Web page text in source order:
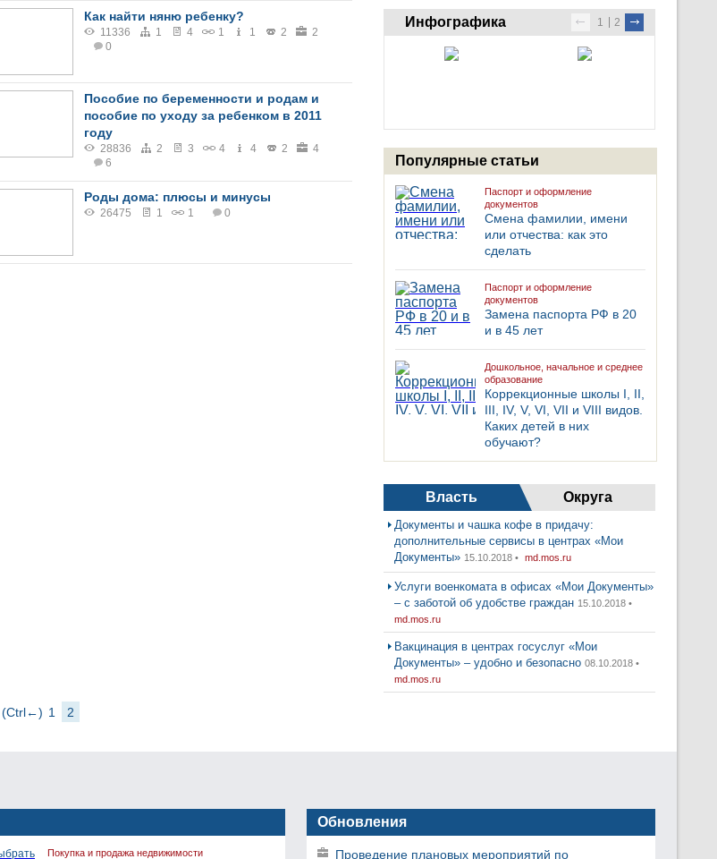
Инфографика 1 2
Популярные статьи
Паспорт и оформление
документов
Смена фамилии, имени
или отчества: как это
сделать
Паспорт и оформление
документов
Замена паспорта РФ в 20
и в 45 лет
Дошкольное, начальное и среднее
образование
Коррекционные школы I, II,
III, IV, V, VI, VII и VIII видов.
Каких детей в них
обучают?
Власть Округа
Документы и чашка кофе в придачу:
дополнительные сервисы в центрах «Мои
Документы» 15.10.2018 • md.mos.ru
Услуги военкомата в офисах «Мои Документы»
– с заботой об удобстве граждан 15.10.2018 •
md.mos.ru
Вакцинация в центрах госуслуг «Мои
Документы» – удобно и безопасно 08.10.2018 •
md.mos.ru
Как найти няню ребенку?
11336 1 4 1 1 2
2
0
Пособие по беременности и родам и
пособие по уходу за ребенком в 2011
году
28836 2 3 4 4 2
4
6
Роды дома: плюсы и минусы
26475 1 1 0
(Ctrl←) 1 2
Покупка и продажа недвижимости
Обновления
Проведение плановых мероприятий по